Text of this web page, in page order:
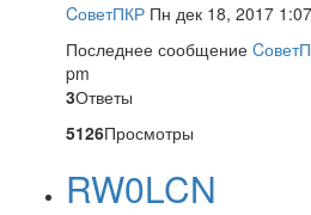
CоветПКР Пн дек 18, 2017
Последнее сообщение
pm
3Ответы
5126Просмотры
RW0LCN